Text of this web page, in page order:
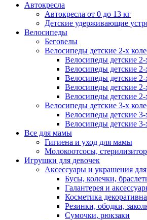
Автокресла
Автокресла от 0 до 13 кг
Детские удерживающие
Велосипеды
Беговелы
Велосипеды детские 2-х
Велосипеды детские
Велосипеды детские
Велосипеды детские
Велосипеды детские
Велосипеды детские
Велосипеды детские 3-х
Велосипеды детские
Велосипеды детские
Все для мамы
Гигиена и уход для мамы
Молокоотсосы,
Игрушки для девочек
Аксессуары и украшения
Бусы, колечки,
Галантерея и
Косметика
Резинки, ободки,
Сумочки, рюкзаки